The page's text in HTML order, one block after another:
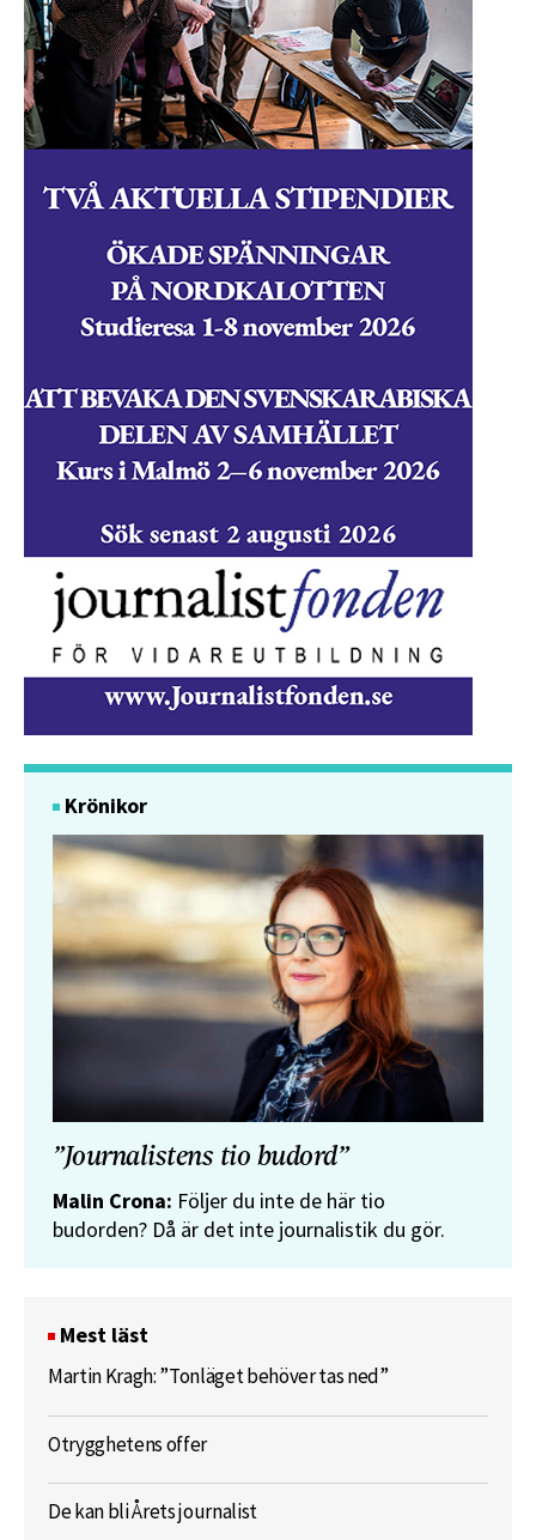
Krönikor
”Journalistens tio budord”
Malin Crona: Följer du inte de här tio
budorden? Då är det inte journalistik du gör.
Mest läst
Martin Kragh: ”Tonläget behöver tas ned”
Otrygghetens offer
De kan bli Årets journalist